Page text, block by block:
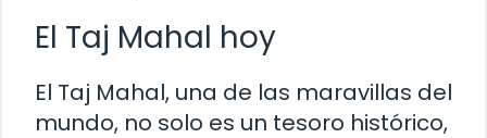
El Taj Mahal hoy
El Taj Mahal, una de las maravillas del
mundo, no solo es un tesoro histórico,